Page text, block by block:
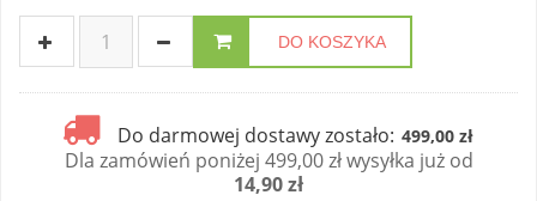
DO KOSZYKA
Do darmowej dostawy zostało: 499,00 zł
Dla zamówień poniżej 499,00 zł wysyłka już od
14,90 zł